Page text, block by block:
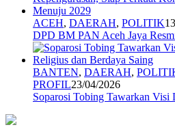
ACEH, DAERAH, POLITIK
DPD BM PAN Aceh Jaya
BANTEN, DAERAH,
PROFIL23/04/2026
Soparosi Tobing Tawarkan